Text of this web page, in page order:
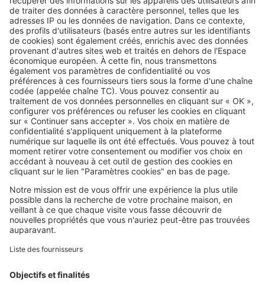
Image
Réglementations
Travaux le dimanche : ce que
votre voisin a le droit de faire… ou
non
SeLoger c'est aussi
Retrouvez-nous sur ...